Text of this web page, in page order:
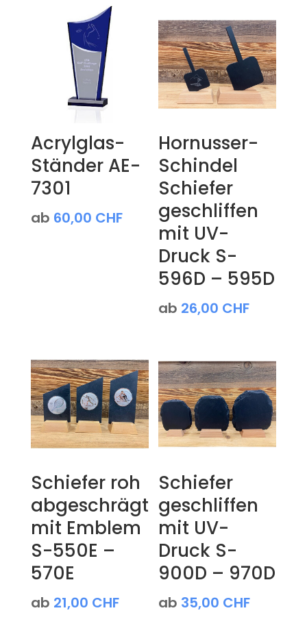
Acrylglas-
Ständer AE-
7301
ab 60,00 CHF
Hornusser-
Schindel
Schiefer
geschliffen
mit UV-
Druck S-
596D – 595D
ab 26,00 CHF
Schiefer roh
abgeschrägt
mit Emblem
S-550E –
570E
ab 21,00 CHF
Schiefer
geschliffen
mit UV-
Druck S-
900D – 970D
ab 35,00 CHF